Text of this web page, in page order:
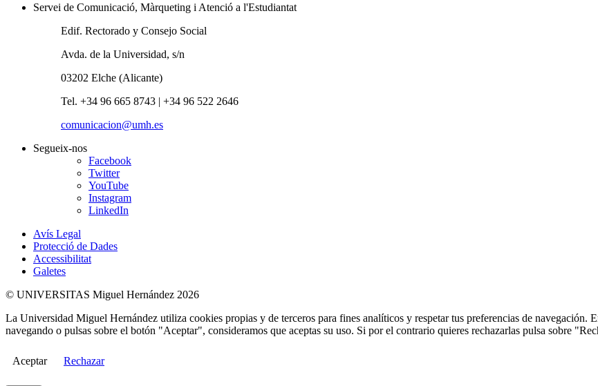
Servei de Comunicació, Màrqueting i Atenció a l'Estudiantat
Edif. Rectorado y Consejo Social
Avda. de la Universidad, s/n
03202 Elche (Alicante)
Tel. +34 96 665 8743 | +34 96 522 2646
comunicacion@umh.es
Segueix-nos
Facebook
Twitter
YouTube
Instagram
LinkedIn
Avís Legal
Protecció de Dades
Accessibilitat
Galetes
© UNIVERSITAS Miguel Hernández 2026
La Universidad Miguel Hernández utiliza cookies propias y de terceros para fines analíticos y respetar tus preferencias de navegación.
navegando o pulsas sobre el botón "Aceptar", consideramos que aceptas su uso. Si por el contrario quieres rechazarlas pulsa sobre
Aceptar Rechazar